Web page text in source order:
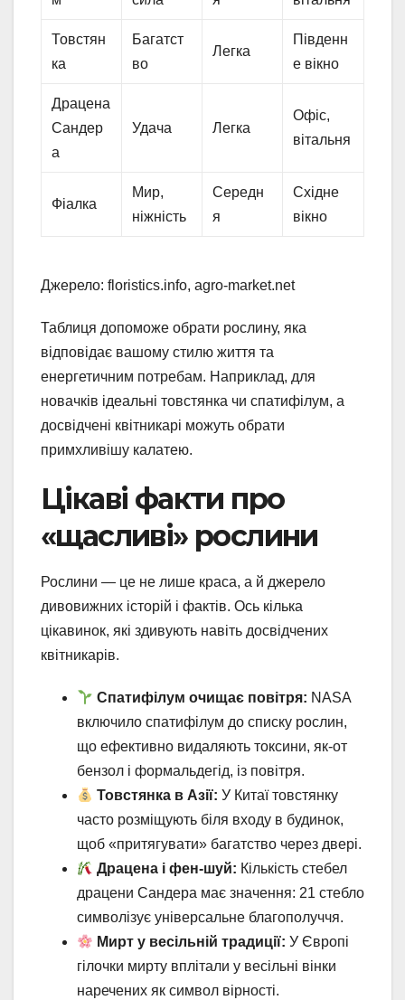
Товстян
ка
Багатст
во
Легка
Південн
е вікно
Драцена
Сандер
а
Удача Легка
Офіс,
вітальня
Фіалка
Мир,
ніжність
Середн
я
Східне
вікно
Джерело: floristics.info, agro-market.net
Таблиця допоможе обрати рослину, яка
відповідає вашому стилю життя та
енергетичним потребам. Наприклад, для
новачків ідеальні товстянка чи спатифілум, а
досвідчені квітникарі можуть обрати
примхливішу калатею.
Цікаві факти про
«щасливі» рослини
Рослини — це не лише краса, а й джерело
дивовижних історій і фактів. Ось кілька
цікавинок, які здивують навіть досвідчених
квітникарів.
Спатифілум очищає повітря: NASA
включило спатифілум до списку рослин,
що ефективно видаляють токсини, як-от
бензол і формальдегід, із повітря.
Товстянка в Азії: У Китаї товстянку
часто розміщують біля входу в будинок,
щоб «притягувати» багатство через двері.
Драцена і фен-шуй: Кількість стебел
драцени Сандера має значення: 21 стебло
символізує універсальне благополуччя.
Мирт у весільній традиції: У Європі
гілочки мирту вплітали у весільні вінки
наречених як символ вірності.